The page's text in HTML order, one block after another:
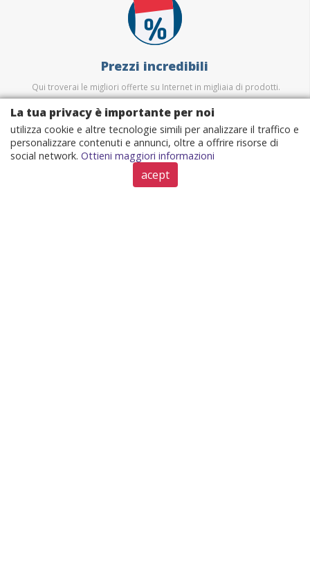
La tua privacy è importante per noi
utilizza cookie e altre tecnologie simili per analizzare il traffico e
personalizzare contenuti e annunci, oltre a offrire risorse di
social network. Ottieni maggiori informazioni
acept
Prezzi incredibili
Qui troverai le migliori offerte su Internet in migliaia di prodotti.